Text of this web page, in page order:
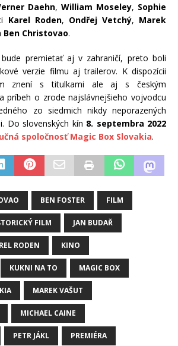
Daehn, William Moseley, Sophie
Karel Roden, Ondřej Vetchý, Marek
Ben Christovao.
premietať aj v zahraničí, preto boli
verzie filmu aj trailerov. K dispozícii
znení s titulkami ale aj s českým
príbeh o zrode najslávnejšieho vojvodcu
zo siedmich nikdy neporazených
Do slovenských kín 8. septembra 2022
spoločnosť Magic Box Slovakia.
BEN FOSTER FILM
FILM JAN BUDAŘ
RODEN KINO
KUKNI NA TO MAGIC BOX
MAREK VAŠUT
MICHAEL CAINE
PETR JÁKL PREMIÉRA